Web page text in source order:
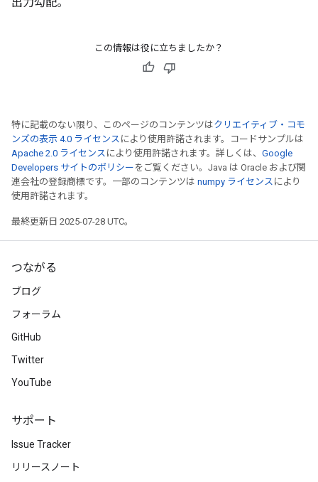
この情報は役に立ちましたか？
特に記載のない限り、このページのコンテンツはクリエイティブ・コモ
ンズの表示 4.0 ライセンス により使用許諾されます。コードサンプルは
Apache 2.0 ライセンス により使用許諾されます。詳しくは、 Google
Developers サイトのポリシー をご覧ください。Java は Oracle および関
連会社の登録商標です。一部のコンテンツは numpy ライセンス により
使用許諾されます。
最終更新日 2025-07-28 UTC。
つながる
ブログ
フォーラム
GitHub
Twitter
YouTube
サポート
Issue Tracker
リリースノート